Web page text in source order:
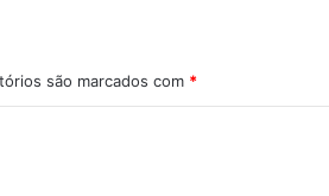
são marcados com *